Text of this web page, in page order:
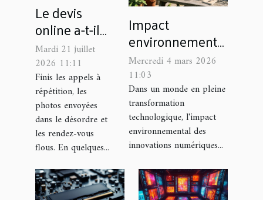
Le devis
online a-t-il
vraiment
révolutionné
l’enlèvement
d’épaves ?
Mardi 21 juillet
2026 11:11
Finis les appels à
répétition, les
photos envoyées
dans le désordre et
les rendez-vous
flous. En quelques...
Impact
environnemental
et recyclage :
nouvelles
approches en
matière de
technologies
Mercredi 4 mars 2026
11:03
Dans un monde en pleine
transformation
technologique, l'impact
environnemental des
innovations numériques...